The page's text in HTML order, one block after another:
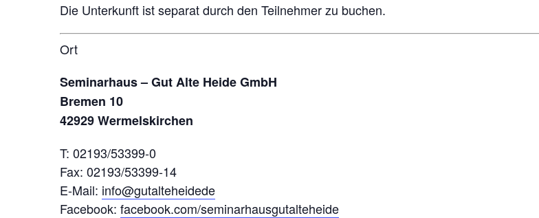
Die Unterkunft ist separat durch den Teilnehmer zu buchen.
Ort
Seminarhaus – Gut Alte Heide GmbH
Bremen 10
42929 Wermelskirchen
T: 02193/53399-0
Fax: 02193/53399-14
E-Mail: info@gutalteheidede
Facebook: facebook.com/seminarhausgutalteheide